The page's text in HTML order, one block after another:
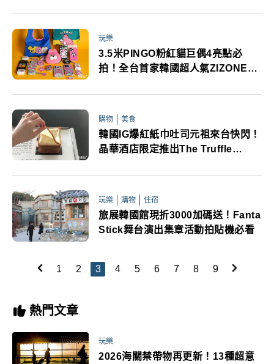
玩樂
3.5米PINGO粉紅貓巨偶4亮點必
拍！全台首家韓國超人氣ZIZONE百
購物 美食
韓國IG爆紅紙巾吐司元祖來台快閃！
晶華酒店限定推出The Truffle
玩樂 購物 住宿
旅展韓國館現折3000加碼送！Fanta
Stick舞台演出集章活動拍貼機必看
1 2 3 4 5 6 7 8 9
熱門文章
玩樂
2026海關禁帶物再更新！13種超意